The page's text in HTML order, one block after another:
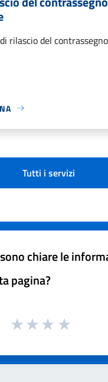
rilascio del contrassegno
Tutti i servizi
chiare le
pagina?